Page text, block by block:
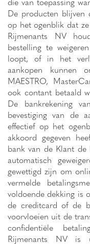
De producten blijven
op het ogenblik dat
Rijmenants NV
bestelling te
loopt, of in het
aankopen kunnen
MAESTRO,
ook contant betaald
De bankrekening
bevestiging van de
effectief op het
akkoord gegeven
bank van de Klant
automatisch
gewettigd zijn om
vermelde
voldoende dekking is
de creditcard of de
voorvloeien uit de
confidentiële
Rijmenants NV is